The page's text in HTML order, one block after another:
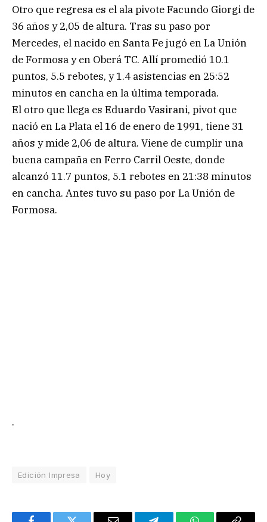
Otro que regresa es el ala pivote Facundo Giorgi de
36 años y 2,05 de altura. Tras su paso por
Mercedes, el nacido en Santa Fe jugó en La Unión
de Formosa y en Oberá TC. Allí promedió 10.1
puntos, 5.5 rebotes, y 1.4 asistencias en 25:52
minutos en cancha en la última temporada.
El otro que llega es Eduardo Vasirani, pivot que
nació en La Plata el 16 de enero de 1991, tiene 31
años y mide 2,06 de altura. Viene de cumplir una
buena campaña en Ferro Carril Oeste, donde
alcanzó 11.7 puntos, 5.1 rebotes en 21:38 minutos
en cancha. Antes tuvo su paso por La Unión de
Formosa.
.
Edición Impresa Hoy